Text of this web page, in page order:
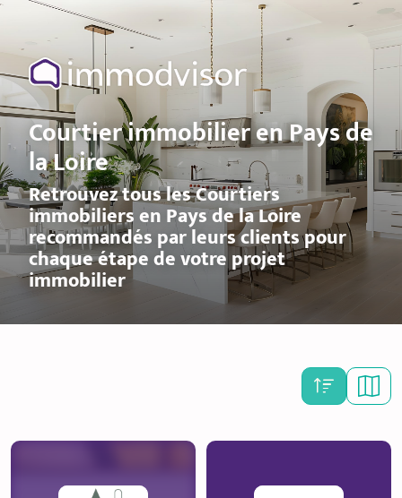
Courtier immobilier en Pays de
la Loire
Retrouvez tous les Courtiers
immobiliers en Pays de la Loire
recommandés par leurs clients pour
chaque étape de votre projet
immobilier